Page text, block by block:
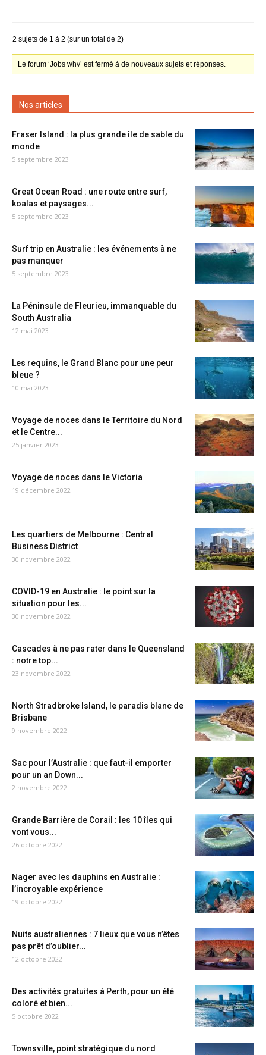
2 sujets de 1 à 2 (sur un total de 2)
Le forum ‘Jobs whv’ est fermé à de nouveaux sujets et réponses.
Nos articles
Fraser Island : la plus grande île de sable du
monde
5 septembre 2023
Great Ocean Road : une route entre surf,
koalas et paysages...
5 septembre 2023
Surf trip en Australie : les événements à ne
pas manquer
5 septembre 2023
La Péninsule de Fleurieu, immanquable du
South Australia
12 mai 2023
Les requins, le Grand Blanc pour une peur
bleue ?
10 mai 2023
Voyage de noces dans le Territoire du Nord
et le Centre...
25 janvier 2023
Voyage de noces dans le Victoria
19 décembre 2022
Les quartiers de Melbourne : Central
Business District
30 novembre 2022
COVID-19 en Australie : le point sur la
situation pour les...
30 novembre 2022
Cascades à ne pas rater dans le Queensland
: notre top...
23 novembre 2022
North Stradbroke Island, le paradis blanc de
Brisbane
9 novembre 2022
Sac pour l’Australie : que faut-il emporter
pour un an Down...
2 novembre 2022
Grande Barrière de Corail : les 10 îles qui
vont vous...
26 octobre 2022
Nager avec les dauphins en Australie :
l’incroyable expérience
19 octobre 2022
Nuits australiennes : 7 lieux que vous n’êtes
pas prêt d’oublier...
12 octobre 2022
Des activités gratuites à Perth, pour un été
coloré et bien...
5 octobre 2022
Townsville, point stratégique du nord